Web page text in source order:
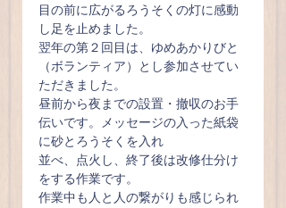
目の前に広がるろうそくの灯に感動
し足を止めました。
翌年の第２回目は、ゆめあかりびと
（ボランティア）とし参加させてい
ただきました。
昼前から夜までの設置・撤収のお手
伝いです。メッセージの入った紙袋
に砂とろうそくを入れ
並べ、点火し、終了後は改修仕分け
をする作業です。
作業中も人と人の繋がりも感じられ